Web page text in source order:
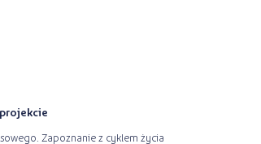
Zapoznanie z cyklem życia